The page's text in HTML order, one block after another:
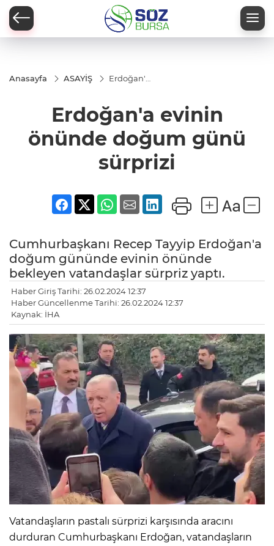
Anasayfa ASAYİŞ
Erdoğan'a
doğum
günü
sürprizi
Erdoğan'a evinin
önünde doğum günü
sürprizi
Cumhurbaşkanı Recep Tayyip Erdoğan'a
doğum gününde evinin önünde
bekleyen vatandaşlar sürpriz yaptı.
Haber Giriş Tarihi: 26.02.2024 12:37
Haber Güncellenme Tarihi: 26.02.2024 12:37
Kaynak: İHA
Vatandaşların pastalı sürprizi karşısında aracını
durduran Cumhurbaşkanı Erdoğan, vatandaşların